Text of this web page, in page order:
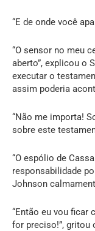
“E de onde você
“O sensor no meu
aberto”, explicou o
executar o
assim poderia
“Não me importa!
sobre este
“O espólio de
responsabilidade
Johnson
“Então eu vou ficar
for preciso!”, gritou